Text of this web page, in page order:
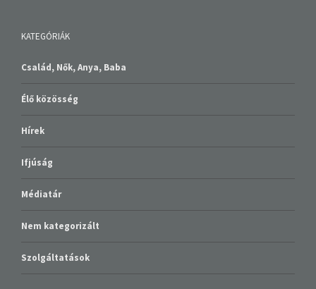
KATEGÓRIÁK
Család, Nők, Anya, Baba
Élő közösség
Hírek
Ifjúság
Médiatár
Nem kategorizált
Szolgáltatások